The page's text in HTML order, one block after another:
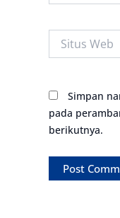
Situs
Web
Simpan
pada
berikutnya.